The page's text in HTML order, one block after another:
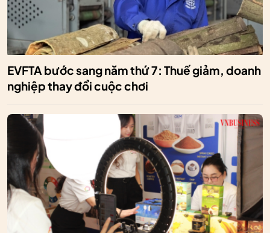
EVFTA bước sang năm thứ 7: Thuế giảm, doanh
nghiệp thay đổi cuộc chơi